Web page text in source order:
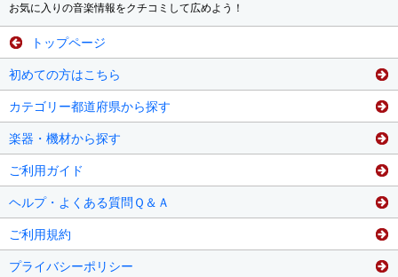
お気に入りの音楽情報をクチコミして広めよう！
トップページ
初めての方はこちら
カテゴリー都道府県から探す
楽器・機材から探す
ご利用ガイド
ヘルプ・よくある質問Ｑ＆Ａ
ご利用規約
プライバシーポリシー